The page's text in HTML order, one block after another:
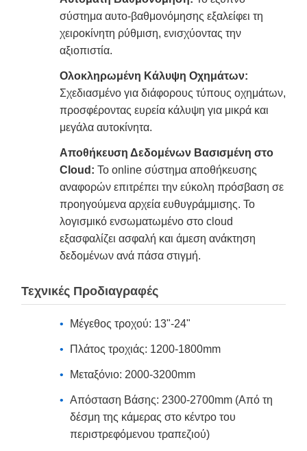
σύστημα αυτο-βαθμονόμησης εξαλείφει τη
χειροκίνητη ρύθμιση, ενισχύοντας την
αξιοπιστία.
Ολοκληρωμένη Κάλυψη Οχημάτων:
Σχεδιασμένο για διάφορους τύπους οχημάτων,
προσφέροντας ευρεία κάλυψη για μικρά και
μεγάλα αυτοκίνητα.
Αποθήκευση Δεδομένων Βασισμένη στο
Cloud: Το online σύστημα αποθήκευσης
αναφορών επιτρέπει την εύκολη πρόσβαση σε
προηγούμενα αρχεία ευθυγράμμισης. Το
λογισμικό ενσωματωμένο στο cloud
εξασφαλίζει ασφαλή και άμεση ανάκτηση
δεδομένων ανά πάσα στιγμή.
Τεχνικές Προδιαγραφές
Μέγεθος τροχού: 13"-24"
Πλάτος τροχιάς: 1200-1800mm
Μεταξόνιο: 2000-3200mm
Απόσταση Βάσης: 2300-2700mm (Από τη
δέσμη της κάμερας στο κέντρο του
περιστρεφόμενου τραπεζιού)